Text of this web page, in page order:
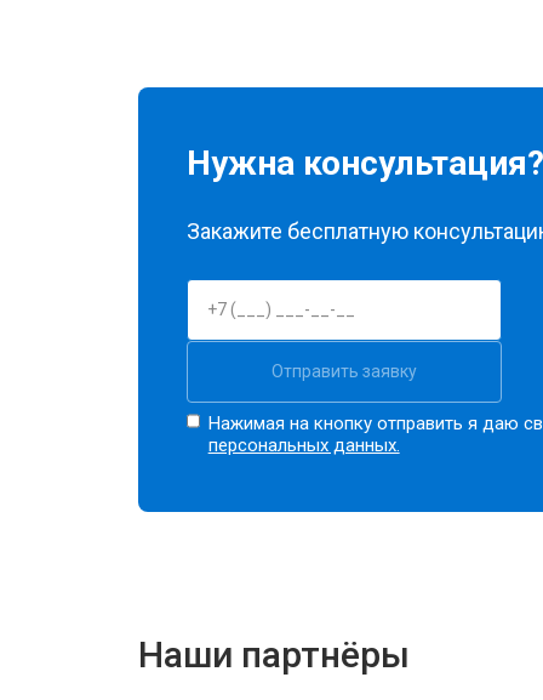
Нужна консультация?
Закажите бесплатную
Отправить заявку
Нажимая на кнопку отправить я даю
персональных данных.
Наши партнёры